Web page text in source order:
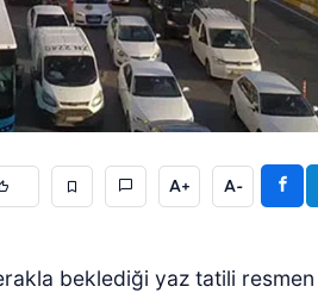
A+ A-
beklediği yaz tatili resmen